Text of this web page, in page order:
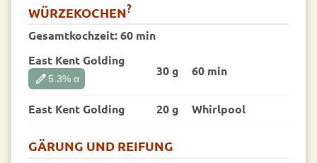
WÜRZEKOCHEN?
Gesamtkochzeit:60 min
East Kent Golding
edit 5.3% α
30 g 60 min
East Kent Golding 20 g Whirlpool
GÄRUNG UND REIFUNG